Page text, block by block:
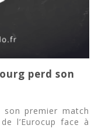
perd son
son premier match
l’Eurocup face à